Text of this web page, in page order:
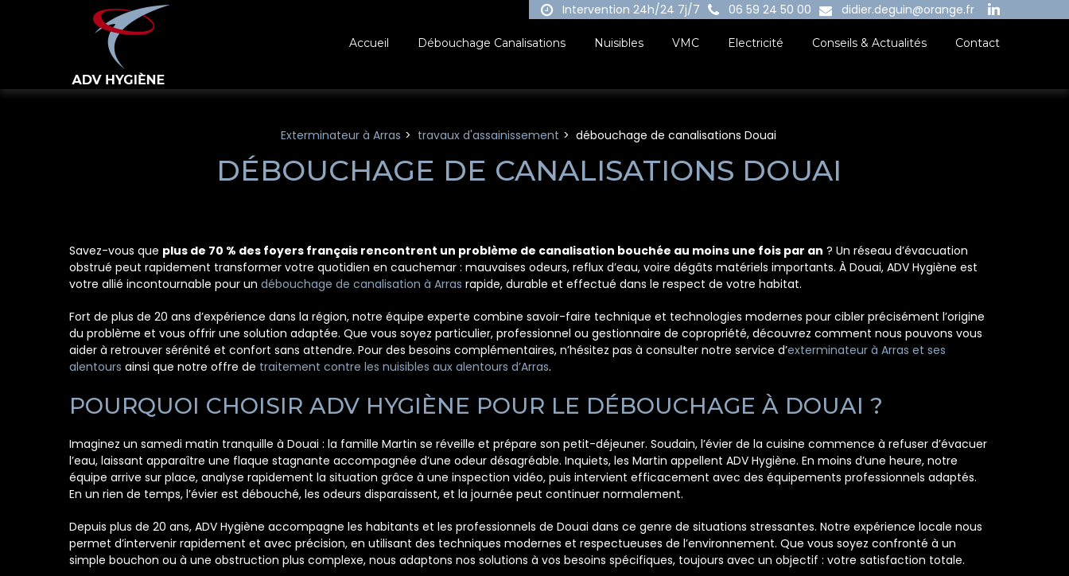
Intervention 24h/24 7j/7 06 59 24 50 00 didier.deguin@orange.fr
Accueil Débouchage Canalisations Nuisibles VMC Electricité Conseils & Actualités Contact
Exterminateur à Arras travaux d'assainissement débouchage de canalisations Douai
DÉBOUCHAGE DE CANALISATIONS DOUAI
Savez-vous que plus de 70 % des foyers français rencontrent un problème de canalisation bouchée au moins une fois par an ? Un réseau d’évacuation
obstrué peut rapidement transformer votre quotidien en cauchemar : mauvaises odeurs, reflux d’eau, voire dégâts matériels importants. À Douai, ADV Hygiène est
votre allié incontournable pour un débouchage de canalisation à Arras rapide, durable et effectué dans le respect de votre habitat.
Fort de plus de 20 ans d’expérience dans la région, notre équipe experte combine savoir-faire technique et technologies modernes pour cibler précisément l’origine
du problème et vous offrir une solution adaptée. Que vous soyez particulier, professionnel ou gestionnaire de copropriété, découvrez comment nous pouvons vous
aider à retrouver sérénité et confort sans attendre. Pour des besoins complémentaires, n’hésitez pas à consulter notre service d’exterminateur à Arras et ses
alentours ainsi que notre offre de traitement contre les nuisibles aux alentours d’Arras.
POURQUOI CHOISIR ADV HYGIÈNE POUR LE DÉBOUCHAGE À DOUAI ?
Imaginez un samedi matin tranquille à Douai : la famille Martin se réveille et prépare son petit-déjeuner. Soudain, l’évier de la cuisine commence à refuser d’évacuer
l’eau, laissant apparaître une flaque stagnante accompagnée d’une odeur désagréable. Inquiets, les Martin appellent ADV Hygiène. En moins d’une heure, notre
équipe arrive sur place, analyse rapidement la situation grâce à une inspection vidéo, puis intervient efficacement avec des équipements professionnels adaptés.
En un rien de temps, l’évier est débouché, les odeurs disparaissent, et la journée peut continuer normalement.
Depuis plus de 20 ans, ADV Hygiène accompagne les habitants et les professionnels de Douai dans ce genre de situations stressantes. Notre expérience locale nous
permet d’intervenir rapidement et avec précision, en utilisant des techniques modernes et respectueuses de l’environnement. Que vous soyez confronté à un
simple bouchon ou à une obstruction plus complexe, nous adaptons nos solutions à vos besoins spécifiques, toujours avec un objectif : votre satisfaction totale.
Panneau de gestion des cookies